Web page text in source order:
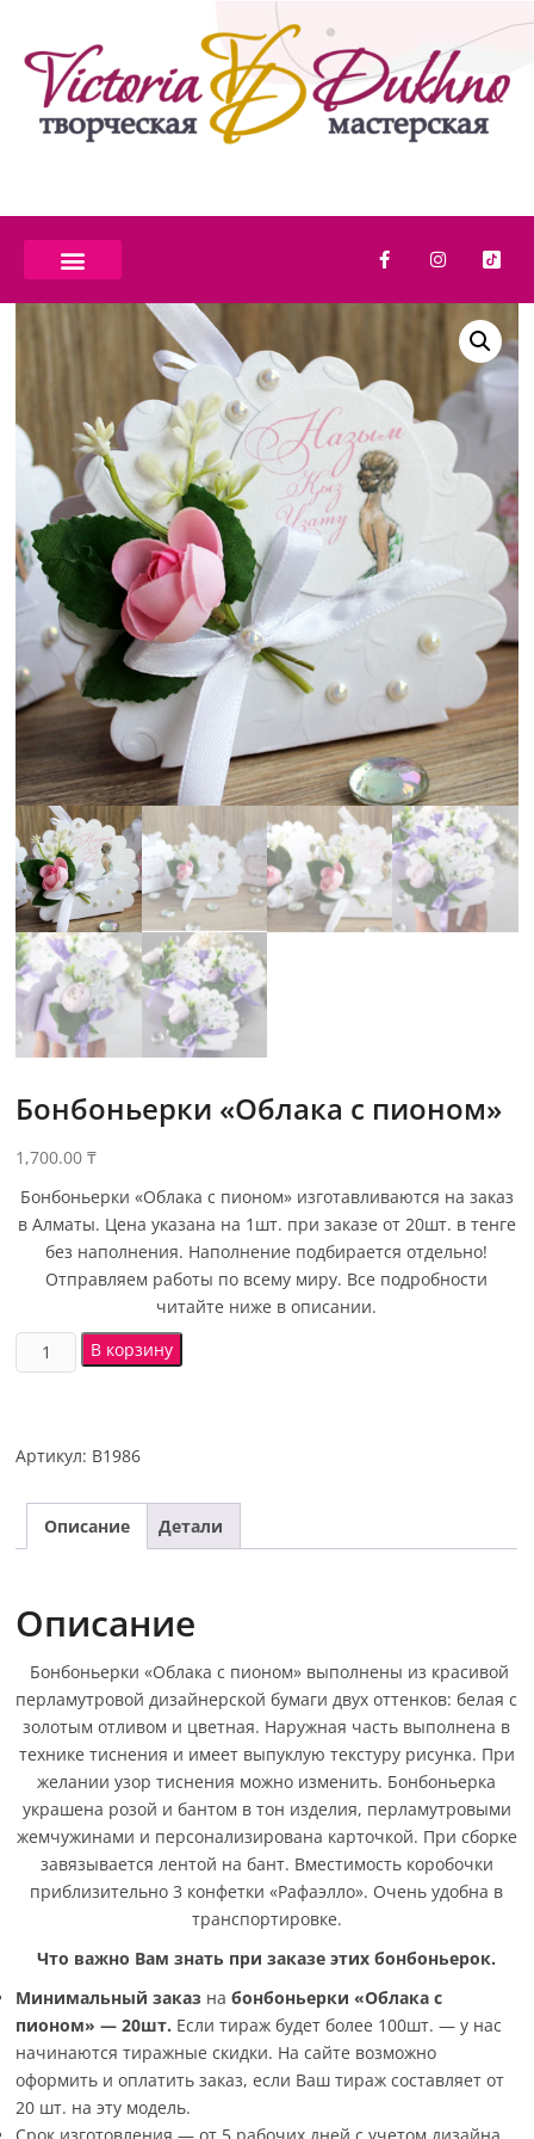
Бонбоньерки «Облака с пионом»
1,700.00₸
Бонбоньерки «Облака с пионом» изготавливаются на заказ
в Алматы. Цена указана на 1шт. при заказе от 20шт. в тенге
без наполнения. Наполнение подбирается отдельно!
Отправляем работы по всему миру. Все подробности
читайте ниже в описании.
В корзину
Артикул: B1986
Описание Детали
Описание
Бонбоньерки «Облака с пионом» выполнены из красивой
перламутровой дизайнерской бумаги двух оттенков: белая с
золотым отливом и цветная. Наружная часть выполнена в
технике тиснения и имеет выпуклую текстуру рисунка. При
желании узор тиснения можно изменить. Бонбоньерка
украшена розой и бантом в тон изделия, перламутровыми
жемчужинами и персонализирована карточкой. При сборке
завязывается лентой на бант. Вместимость коробочки
приблизительно 3 конфетки «Рафаэлло». Очень удобна в
транспортировке.
Что важно Вам знать при заказе этих бонбоньерок.
Минимальный заказ набонбоньерки «Облака с
пионом» — 20шт. Если тираж будет более 100шт. — у нас
начинаются тиражные скидки. На сайте возможно
оформить и оплатить заказ, если Ваш тираж составляет от
20 шт. на эту модель.
Срок изготовления — от 5 рабочих дней с учетом дизайна.